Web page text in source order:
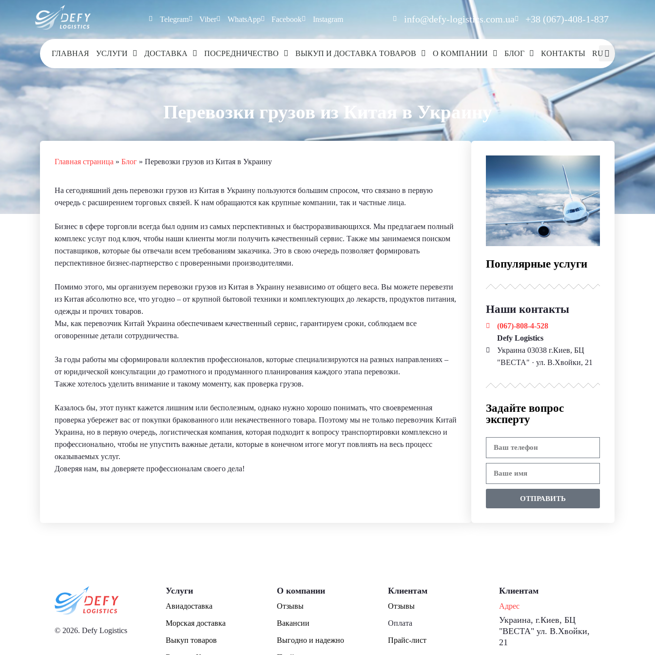
Telegram Viber WhatsApp Facebook Instagram info@defy-logistics.com.ua +38 (067)-408-1-837
ГЛАВНАЯ УСЛУГИ ДОСТАВКА ПОСРЕДНИЧЕСТВО ВЫКУП И ДОСТАВКА ТОВАРОВ О КОМПАНИИ БЛОГ КОНТАКТЫ RU
Перевозки грузов из Китая в Украину
Главная страница » Блог » Перевозки грузов из Китая в Украину
На сегодняшний день перевозки грузов из Китая в Украину пользуются большим спросом, что связано в первую
очередь с расширением торговых связей. К нам обращаются как крупные компании, так и частные лица.
Бизнес в сфере торговли всегда был одним из самых перспективных и быстроразвивающихся. Мы предлагаем полный
комплекс услуг под ключ, чтобы наши клиенты могли получить качественный сервис. Также мы занимаемся поиском
поставщиков, которые бы отвечали всем требованиям заказчика. Это в свою очередь позволяет формировать
перспективное бизнес-партнерство с проверенными производителями.
Помимо этого, мы организуем перевозки грузов из Китая в Украину независимо от общего веса. Вы можете перевезти
из Китая абсолютно все, что угодно – от крупной бытовой техники и комплектующих до лекарств, продуктов питания,
одежды и прочих товаров.
Мы, как перевозчик Китай Украина обеспечиваем качественный сервис, гарантируем сроки, соблюдаем все
оговоренные детали сотрудничества.
За годы работы мы сформировали коллектив профессионалов, которые специализируются на разных направлениях –
от юридической консультации до грамотного и продуманного планирования каждого этапа перевозки.
Также хотелось уделить внимание и такому моменту, как проверка грузов.
Казалось бы, этот пункт кажется лишним или бесполезным, однако нужно хорошо понимать, что своевременная
проверка убережет вас от покупки бракованного или некачественного товара. Поэтому мы не только перевозчик Китай
Украина, но в первую очередь, логистическая компания, которая подходит к вопросу транспортировки комплексно и
профессионально, чтобы не упустить важные детали, которые в конечном итоге могут повлиять на весь процесс
оказываемых услуг.
Доверяя нам, вы доверяете профессионалам своего дела!
Популярные услуги
Наши контакты
(067)-808-4-528
Defy Logistics
Украина 03038 г.Киев, БЦ
"ВЕСТА" · ул. В.Хвойки, 21
Задайте вопрос
эксперту
ОТПРАВИТЬ
© 2026. Defy Logistics
Услуги
Авиадоставка
Морская доставка
Выкуп товаров
О компании
Отзывы
Вакансии
Выгодно и надежно
Клиентам
Отзывы
Оплата
Прайс-лист
Клиентам
Адрес
Украина, г.Киев, БЦ
"ВЕСТА" ул. В.Хвойки,
21